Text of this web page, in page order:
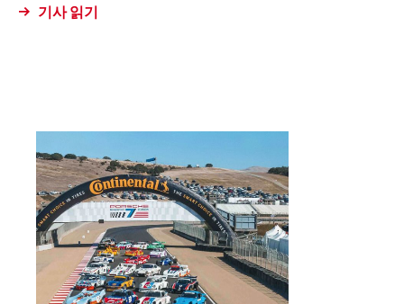
기사 읽기